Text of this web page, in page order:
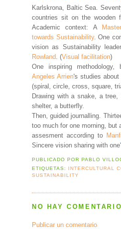
Karlskrona, Baltic Sea.
countries sit on the wooden
Academic context: A
towards Sustainability. One
vision as Sustainability
Rowland . (Visual facilitation)
One inspiring
Angeles Arrien's studies
(spiral, circle, cross, square,
Drawing with a snake, a
shelter, a butterfly.
Then, guided journalling.
too much for one morning, but
assesment according to
Sincere vision sharing with
PUBLICADO POR PABLO
ETIQUETAS:
INTERCULTURAL
SUSTAINABILITY
NO HAY
Publicar un comentario